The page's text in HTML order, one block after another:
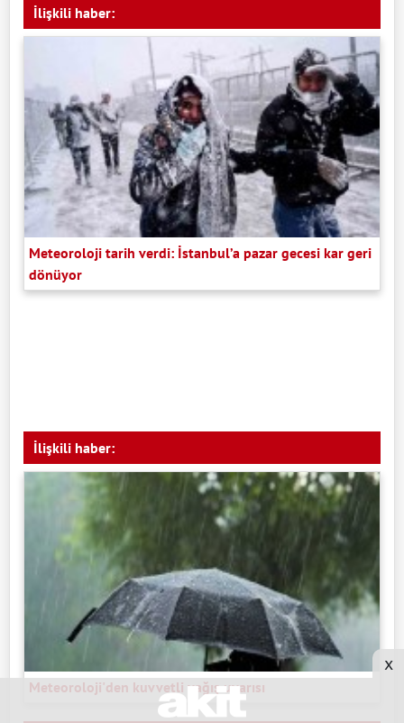
İlişkili haber:
Meteoroloji tarih verdi: İstanbul’a pazar gecesi kar geri
dönüyor
İlişkili haber:
Meteoroloji'den kuvvetli yağış uyarısı
x